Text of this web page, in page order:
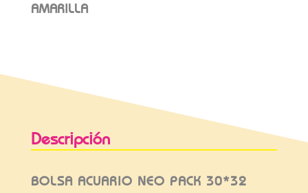
AMARILLA
Descripción
BOLSA ACUARIO NEO PACK 30*32